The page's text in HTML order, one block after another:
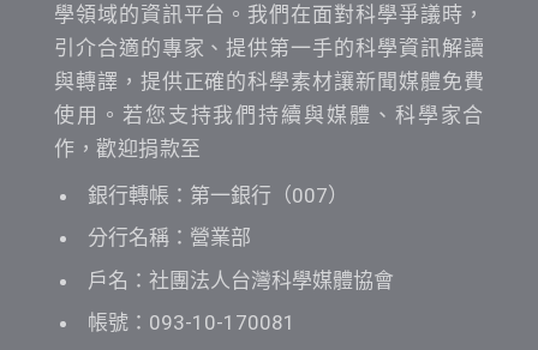
學領域的資訊平台。我們在面對科學爭議時，
引介合適的專家、提供第一手的科學資訊解讀
與轉譯，提供正確的科學素材讓新聞媒體免費
使用。若您支持我們持續與媒體、科學家合
作，歡迎捐款至
銀行轉帳：第一銀行（007）
分行名稱：營業部
戶名：社團法人台灣科學媒體協會
帳號：093-10-170081